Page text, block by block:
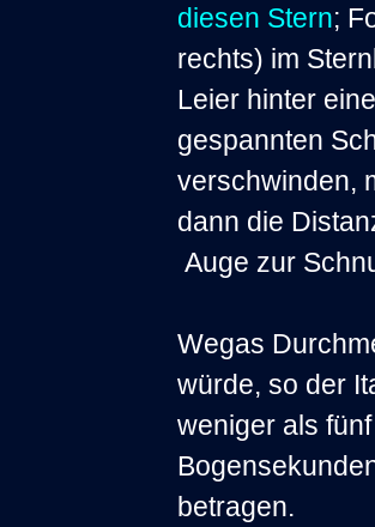
diesen Stern;
rechts) im
Leier hinter
gespannten
verschwinden,
dann die
Auge zur
Wegas
würde, so der
weniger als fünf
betragen.